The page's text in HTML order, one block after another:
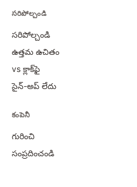
సరిపోల్చండి
సరిపోల్చండి
ఉత్తమ ఉచితం
vs క్లాక్‌ఫై
సైన్-అప్ లేదు
కంపెనీ
గురించి
సంప్రదించండి